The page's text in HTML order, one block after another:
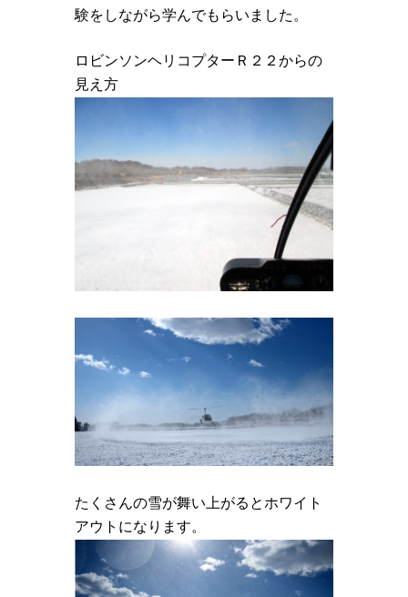
験をしながら学んでもらいました。
ロビンソンヘリコプターＲ２２からの
見え方
たくさんの雪が舞い上がるとホワイト
アウトになります。